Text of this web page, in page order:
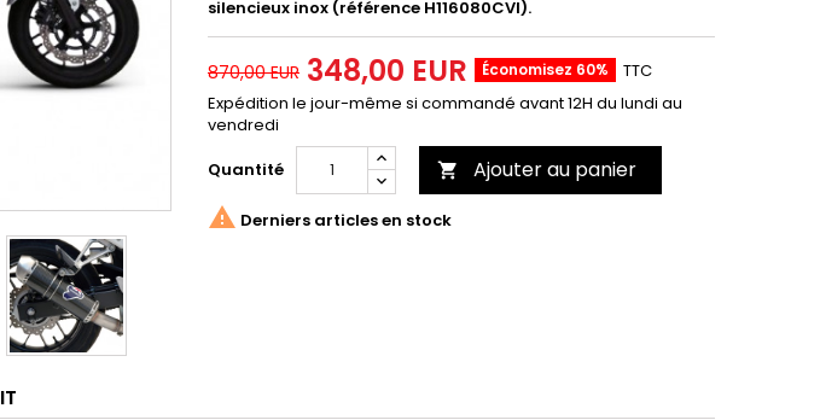
silencieux inox (référence H116080CVI).
870,00 EUR 348,00 EUR Économisez 60%
TTC
Expédition le jour-même si commandé avant 12H du lundi au
vendredi
Quantité
 Ajouter au panier
 Derniers articles en stock